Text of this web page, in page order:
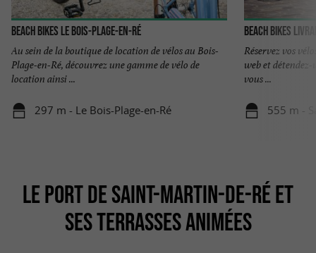
BEACH BIKES Le Bois-Plage-en-Ré
Au sein de la boutique de location de vélos au Bois-
Plage-en-Ré, découvrez une gamme de vélo de
location ainsi ...
297 m - Le Bois-Plage-en-Ré
Beach Bikes
Réservez vos
web et
vous ...
555 m -
LE PORT DE SAINT-MARTIN-DE-RÉ ET
SES TERRASSES ANIMÉES